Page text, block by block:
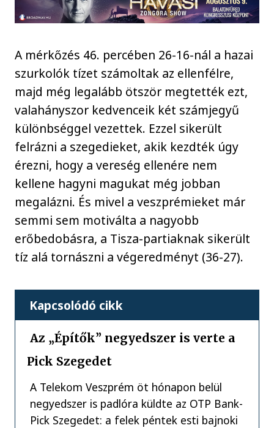
A mérkőzés 46. percében 26-16-nál a hazai
szurkolók tízet számoltak az ellenfélre,
majd még legalább ötször megtették ezt,
valahányszor kedvenceik két számjegyű
különbséggel vezettek. Ezzel sikerült
felrázni a szegedieket, akik kezdték úgy
érezni, hogy a vereség ellenére nem
kellene hagyni magukat még jobban
megalázni. És mivel a veszprémieket már
semmi sem motiválta a nagyobb
erőbedobásra, a Tisza-partiaknak sikerült
tíz alá tornászni a végeredményt (36-27).
Kapcsolódó cikk
Az „Építők” negyedszer is verte a
Pick Szegedet
A Telekom Veszprém öt hónapon belül
negyedszer is padlóra küldte az OTP Bank-
Pick Szegedet: a felek péntek esti bajnoki